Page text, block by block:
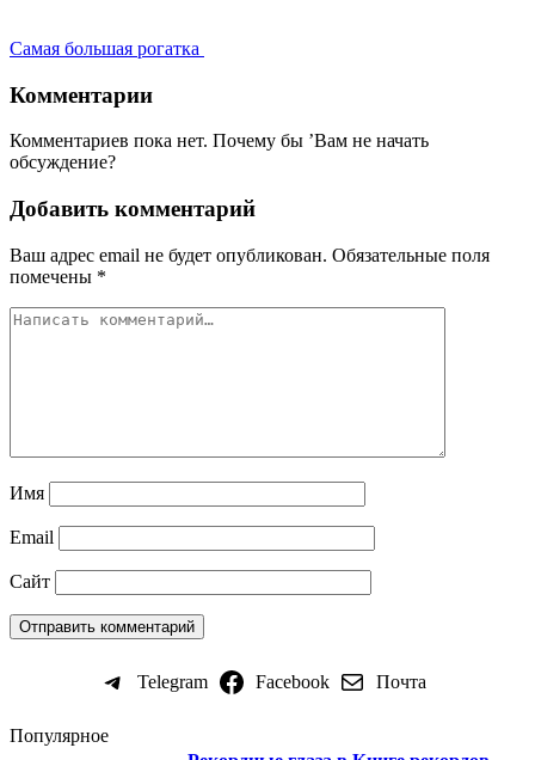
Самая большая рогатка
Комментарии
Комментариев пока нет. Почему бы ’Вам не начать
обсуждение?
Добавить комментарий
Ваш адрес email не будет опубликован. Обязательные поля
помечены *
Имя
Email
Сайт
Telegram Facebook Почта
Популярное